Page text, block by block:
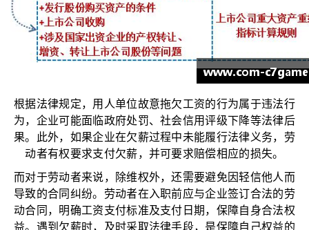
根据法律规定，用人单位故意拖欠工资的行为属于违法行
为，企业可能面临政府处罚、社会信用评级下降等法律后
果。此外，如果企业在欠薪过程中未能履行法律义务，劳
动者有权要求支付欠薪，并可要求赔偿相应的损失。
而对于劳动者来说，除维权外，还需要避免因轻信他人而
导致的合同纠纷。劳动者在入职前应与企业签订合法的劳
动合同，明确工资支付标准及支付日期，保障自身合法权